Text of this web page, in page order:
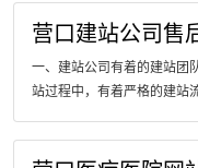
营口建站公司售
一、建站公司有着的建站团
站过程中，有着严格的建站